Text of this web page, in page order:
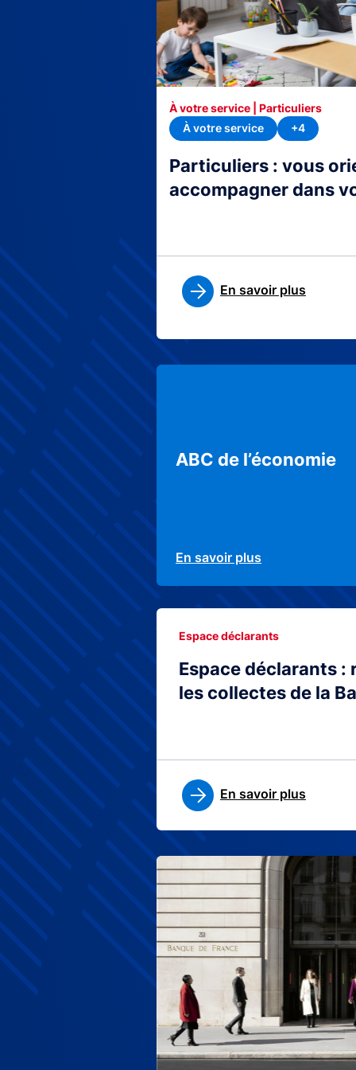
Particuliers : vous
accompagner dans
À votre service | Particuliers
À votre service
+4
En savoir plus
ABC de l’économie
En savoir plus
Espace déclarants
les collectes de la
Espace déclarants
En savoir plus